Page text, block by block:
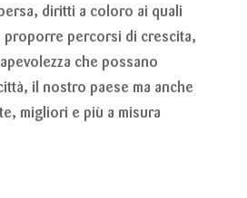
diritti a coloro ai quali
proporre percorsi di crescita,
che possano
il nostro paese ma anche
migliori e più a misura